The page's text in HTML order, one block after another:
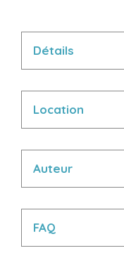
Détails
Location
Auteur
FAQ